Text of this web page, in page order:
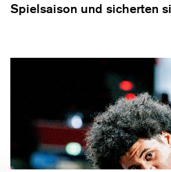
Spielsaison und sicherten